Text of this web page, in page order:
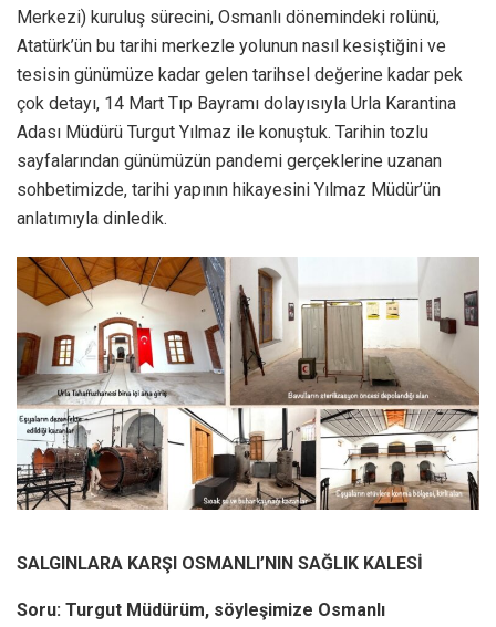
Merkezi) kuruluş sürecini, Osmanlı dönemindeki rolünü,
Atatürk’ün bu tarihi merkezle yolunun nasıl kesiştiğini ve
tesisin günümüze kadar gelen tarihsel değerine kadar pek
çok detayı, 14 Mart Tıp Bayramı dolayısıyla Urla Karantina
Adası Müdürü Turgut Yılmaz ile konuştuk. Tarihin tozlu
sayfalarından günümüzün pandemi gerçeklerine uzanan
sohbetimizde, tarihi yapının hikayesini Yılmaz Müdür’ün
anlatımıyla dinledik.
SALGINLARA KARŞI OSMANLI’NIN SAĞLIK KALESİ
Soru: Turgut Müdürüm, söyleşimize Osmanlı